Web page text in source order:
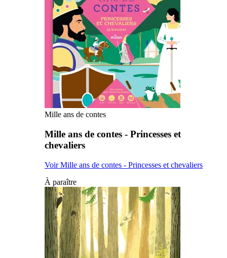
Mille ans de contes
Mille ans de contes - Princesses et
chevaliers
Voir Mille ans de contes - Princesses et chevaliers
À paraître